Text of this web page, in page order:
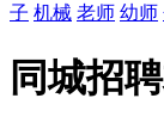
子 机械 老师 幼师
同城招